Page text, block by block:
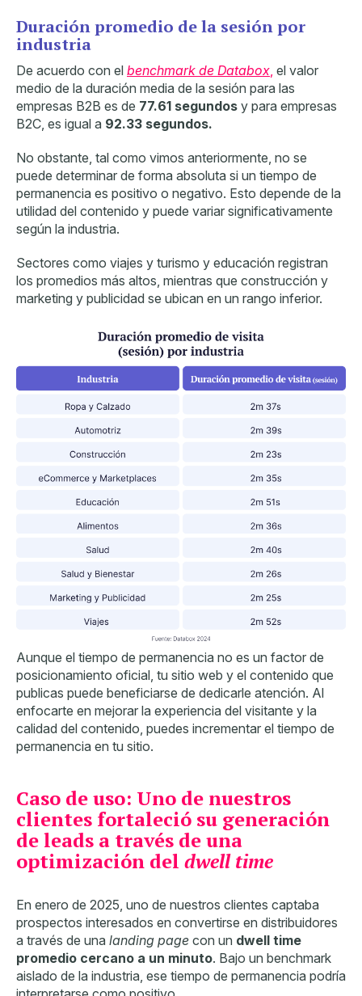
Duración promedio de la sesión por
industria
De acuerdo con el benchmark de Databox, el valor
medio de la duración media de la sesión para las
empresas B2B es de 77.61 segundos y para empresas
B2C, es igual a 92.33 segundos.
No obstante, tal como vimos anteriormente, no se
puede determinar de forma absoluta si un tiempo de
permanencia es positivo o negativo. Esto depende de la
utilidad del contenido y puede variar significativamente
según la industria.
Sectores como viajes y turismo y educación registran
los promedios más altos, mientras que construcción y
marketing y publicidad se ubican en un rango inferior.
Aunque el tiempo de permanencia no es un factor de
posicionamiento oficial, tu sitio web y el contenido que
publicas puede beneficiarse de dedicarle atención. Al
enfocarte en mejorar la experiencia del visitante y la
calidad del contenido, puedes incrementar el tiempo de
permanencia en tu sitio.
Caso de uso: Uno de nuestros
clientes fortaleció su generación
de leads a través de una
optimización del dwell time
En enero de 2025, uno de nuestros clientes captaba
prospectos interesados en convertirse en distribuidores
a través de una landing page con un dwell time
promedio cercano a un minuto. Bajo un benchmark
aislado de la industria, ese tiempo de permanencia podría